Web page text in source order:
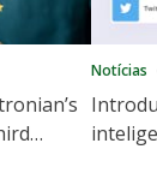
Notícias